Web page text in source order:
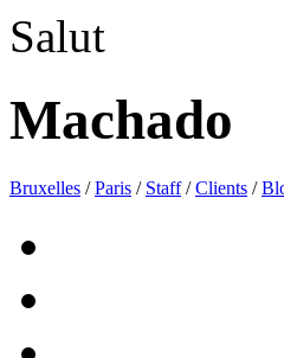
Salut
Machado
Bruxelles /Paris / Staff/Clients /